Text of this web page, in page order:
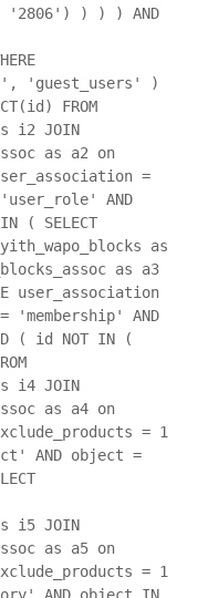
) ) ) AND
'guest_users' )
FROM
i2 JOIN
as a2 on
=
AND
( SELECT
as
as a3
user_association
'membership' AND
( id NOT IN (
i4 JOIN
as a4 on
= 1
AND object =
i5 JOIN
as a5 on
= 1